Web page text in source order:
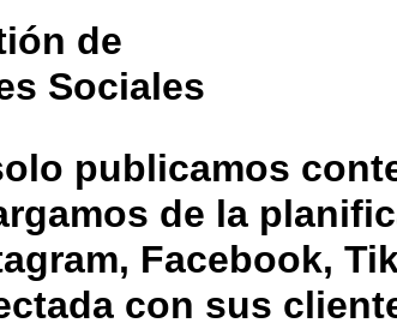
de
Sociales
publicamos
de la
Facebook,
con sus